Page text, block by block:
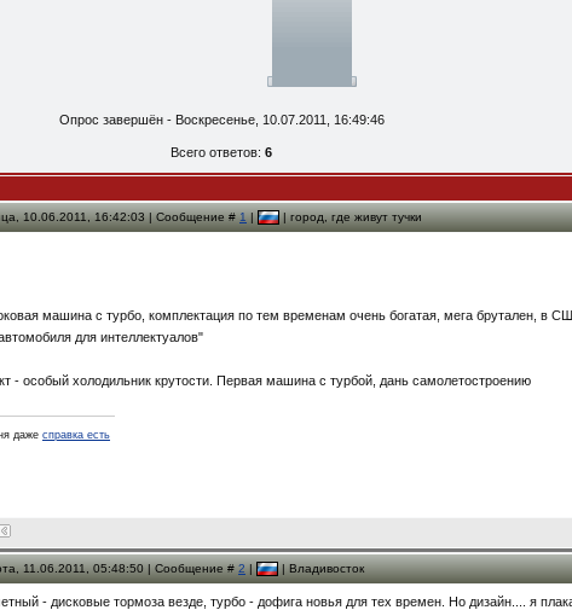
Опрос завершён - Воскресенье, 10.07.2011, 16:49:46
Всего ответов: 6
10.06.2011, 16:42:03 | Сообщение #1| | город, где живут тучки
машина с турбо, комплектация по тем временам очень богатая, мега брутален, в
для интеллектуалов"
- особый холодильник крутости. Первая машина с турбой, дань самолетостроению
даже справка есть
11.06.2011, 05:48:50 | Сообщение #2| | Владивосток
- дисковые тормоза везде, турбо - дофига новья для тех времен. Но дизайн.... я